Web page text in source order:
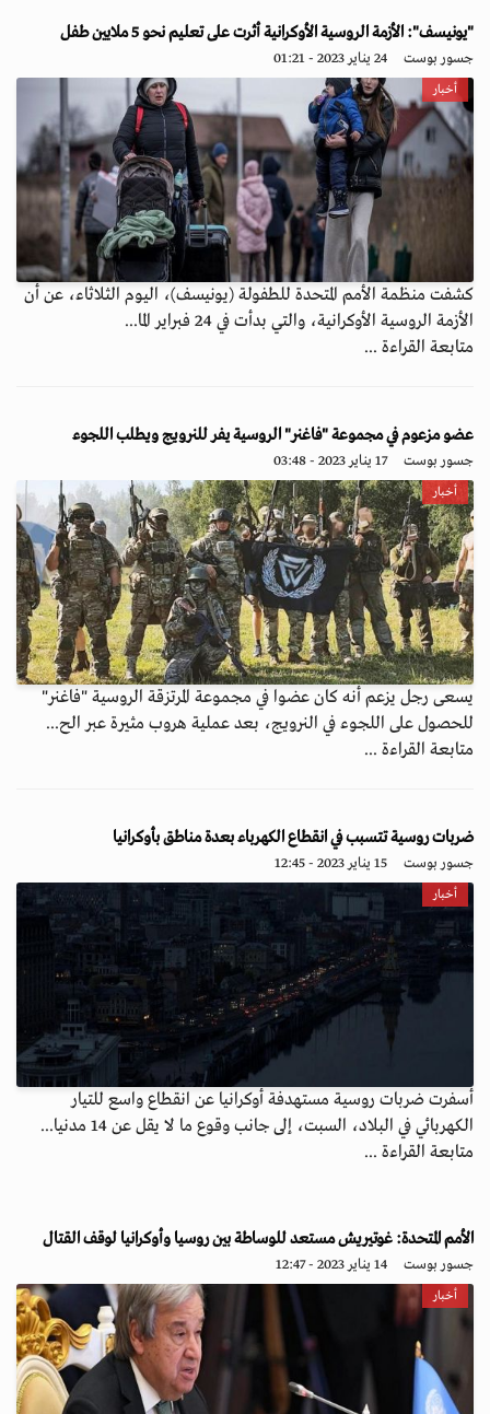
"يونيسف": الأزمة الروسية الأوكرانية أثرت على تعليم نحو 5 ملايين طفل
جسور بوست 24 يناير 2023 - 01:21
أخبار
كشفت منظمة الأمم المتحدة للطفولة (يونيسف)، اليوم الثلاثاء، عن أن
الأزمة الروسية الأوكرانية، والتي بدأت في 24 فبراير الما...
متابعة القراءة ...
عضو مزعوم في مجموعة "فاغنر" الروسية يفر للنرويج ويطلب اللجوء
جسور بوست 17 يناير 2023 - 03:48
أخبار
يسعى رجل يزعم أنه كان عضوا في مجموعة المرتزقة الروسية "فاغنر"
للحصول على اللجوء في النرويج، بعد عملية هروب مثيرة عبر الح...
متابعة القراءة ...
ضربات روسية تتسبب في انقطاع الكهرباء بعدة مناطق بأوكرانيا
جسور بوست 15 يناير 2023 - 12:45
أخبار
أسفرت ضربات روسية مستهدفة أوكرانيا عن انقطاع واسع للتيار
الكهربائي في البلاد، السبت، إلى جانب وقوع ما لا يقل عن 14 مدنيا...
متابعة القراءة ...
الأمم المتحدة: غوتيريش مستعد للوساطة بين روسيا وأوكرانيا لوقف القتال
جسور بوست 14 يناير 2023 - 12:47
أخبار